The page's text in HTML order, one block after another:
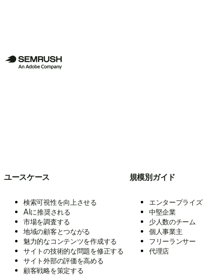
ユースケース
検索可視性を向上させる
AIに推奨される
市場を調査する
地域の顧客とつながる
魅力的なコンテンツを作成する
サイトの技術的な問題を修正する
サイト外部の評価を高める
顧客戦略を策定する
規模別ガイド
エンタープライズ
中堅企業
少人数のチーム
個人事業主
フリーランサー
代理店